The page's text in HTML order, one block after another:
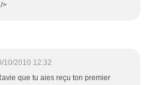
>
10/2010 12:32
que tu aies reçu ton premier